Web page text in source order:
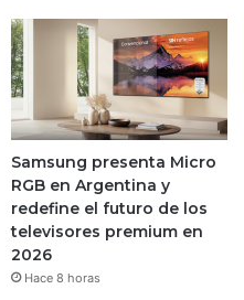
Samsung presenta Micro
RGB en Argentina y
redefine el futuro de los
televisores premium en
2026
Hace 8 horas